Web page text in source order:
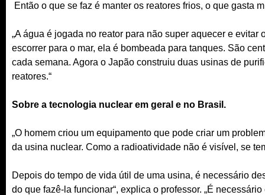
Então o que se faz é manter os reatores frios, o que gasta
„A água é jogada no reator para não super aquecer e
escorrer para o mar, ela é bombeada para tanques. São
cada semana. Agora o Japão construiu duas usinas de
reatores.“
Sobre a tecnologia nuclear em geral e no Brasil.
„O homem criou um equipamento que pode criar um
da usina nuclear. Como a radioatividade não é visível, se
Depois do tempo de vida útil de uma usina, é necessário
do que fazê-la funcionar“, explica o professor. „É